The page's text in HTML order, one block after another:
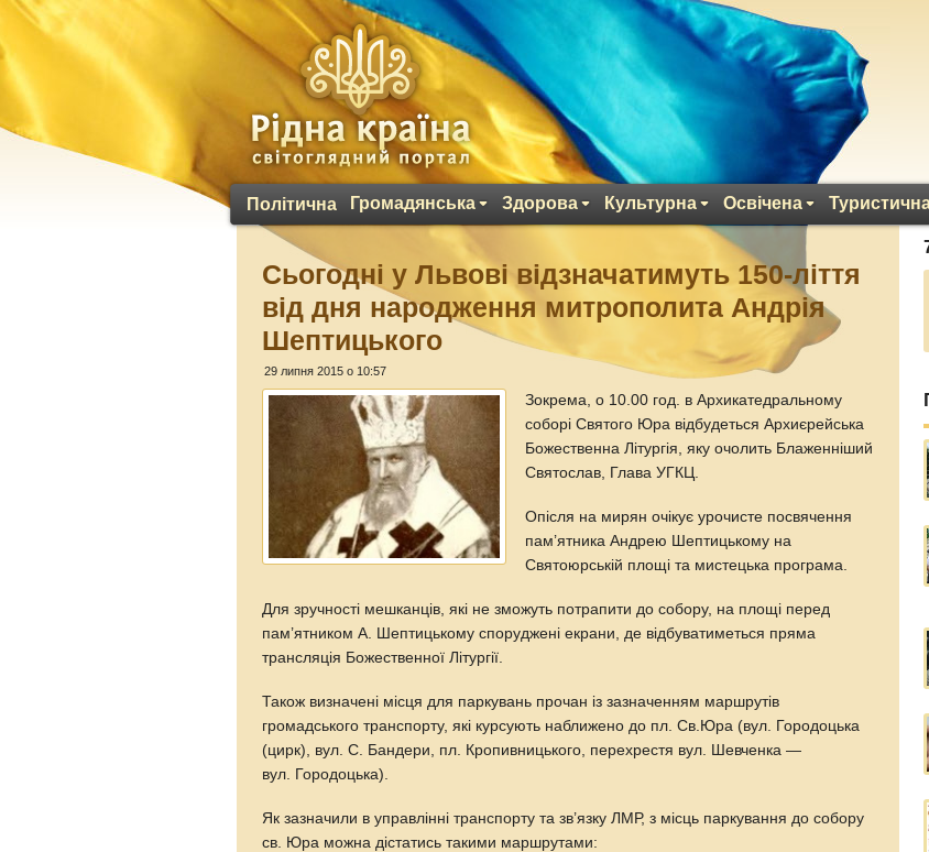
Політична Громадянська Здорова Культурна Освічена
Сьогодні у Львові відзначатимуть 150-ліття
від дня народження митрополита Андрія
Шептицького
29 липня 2015 о 10:57
Зокрема, о 10.00 год. в Архикатедральному
соборі Святого Юра відбудеться Архиєрейська
Божественна Літургія, яку очолить Блаженніший
Святослав, Глава УГКЦ.
Опісля на мирян очікує урочисте посвячення
пам’ятника Андрею Шептицькому на
Святоюрській площі та мистецька програма.
Для зручності мешканців, які не зможуть потрапити до собору, на площі перед
пам’ятником А. Шептицькому споруджені екрани, де відбуватиметься пряма
трансляція Божественної Літургії.
Також визначені місця для паркувань прочан із зазначенням маршрутів
громадського транспорту, які курсують наближено до пл. Св.Юра (вул. Городоцька
(цирк), вул. С. Бандери, пл. Кропивницького, перехрестя вул. Шевченка —
вул. Городоцька).
Як зазначили в управлінні транспорту та зв’язку ЛМР, з місць паркування до собору
св. Юра можна дістатись такими маршрутами: